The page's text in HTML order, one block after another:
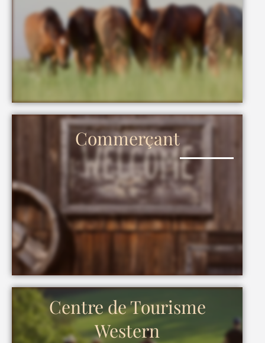
Commerçant
Centre de Tourisme
Western